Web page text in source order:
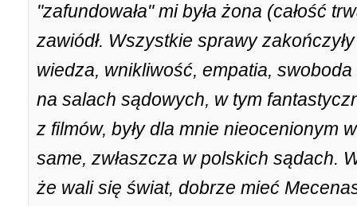
"zafundowała" mi była żona (całość
zawiódł. Wszystkie sprawy
wiedza, wnikliwość, empatia,
na salach sądowych, w tym
z filmów, były dla mnie nieocenionym
same, zwłaszcza w polskich sądach.
że wali się świat, dobrze mieć